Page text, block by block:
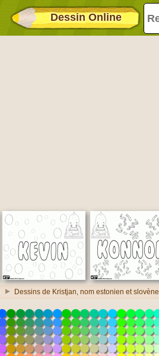
Dessin Online
Dessins de Kristjan, nom estonien et slovène